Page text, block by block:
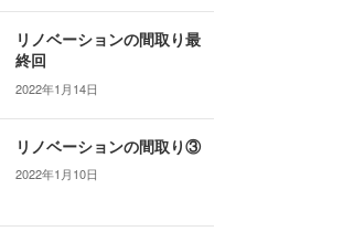
リノベーションの間取り最
終回
2022年1月14日
リノベーションの間取り③
2022年1月10日